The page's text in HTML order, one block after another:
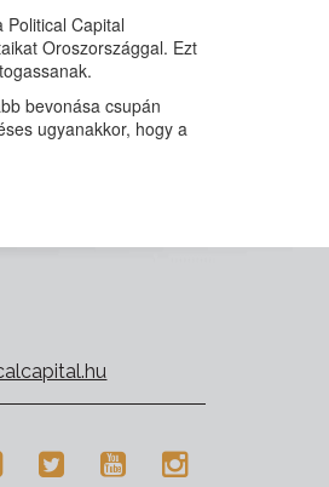
Political Capital
Oroszországgal. Ezt
bevonása csupán
ugyanakkor, hogy a